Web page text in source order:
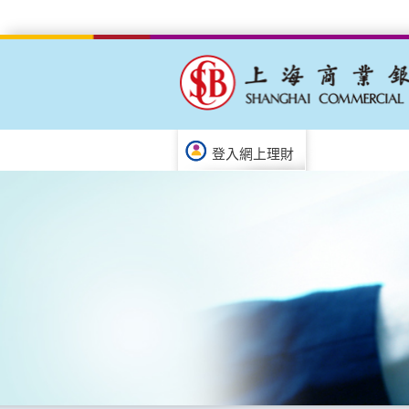
登入網上理財